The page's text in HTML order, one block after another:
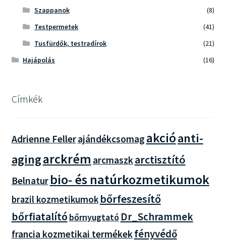
Szappanok
(8)
Testpermetek
(41)
Tusfürdők, testradírok
(21)
Hajápolás
(16)
Címkék
Adrienne Fellerajándékcsomag akcióanti-
agingarckrém arcmaszkarctisztító
Belnatur bio- és natúrkozmetikumok
brazil kozmetikumok bőrfeszesítő
bőrfiatalító bőrnyugtató Dr_Schrammek
francia kozmetikai termékek fényvédő